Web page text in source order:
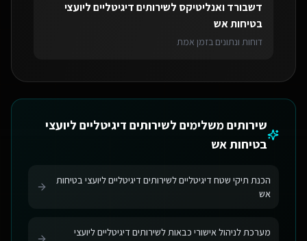
דשבורד ואנליטיקס לשירותים דיגיטליים ליועצי
בטיחות אש
דוחות ונתונים בזמן אמת
שירותים משלימים לשירותים דיגיטליים ליועצי
בטיחות אש
הכנת תיקי שטח דיגיטליים לשירותים דיגיטליים ליועצי בטיחות
אש
מערכת לניהול אישורי כבאות לשירותים דיגיטליים ליועצי